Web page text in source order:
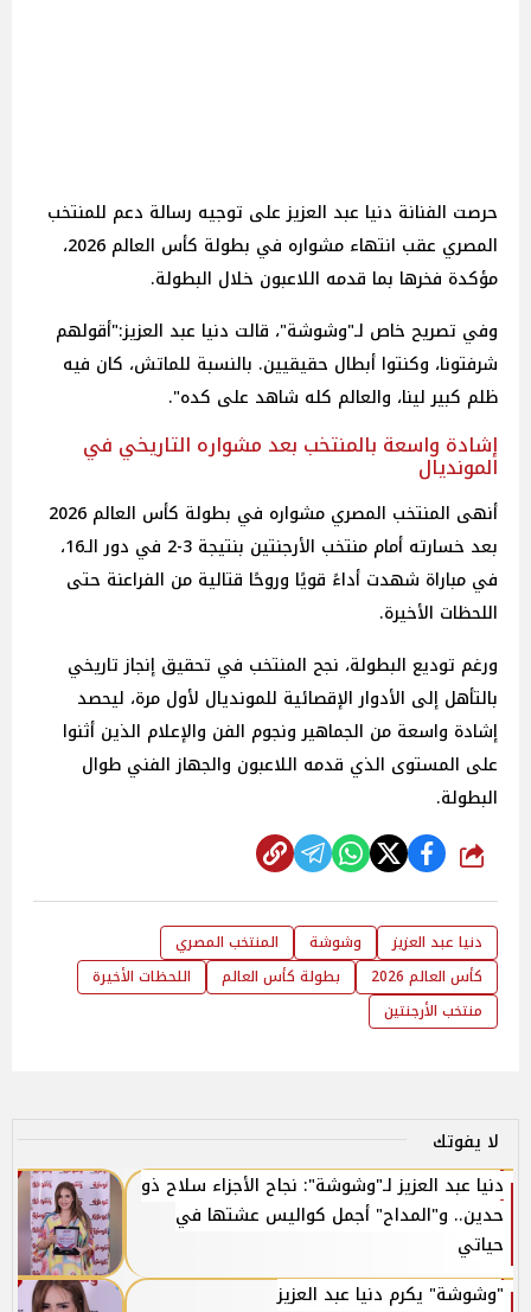
حرصت الفنانة دنيا عبد العزيز على توجيه رسالة دعم للمنتخب
المصري عقب انتهاء مشواره في بطولة كأس العالم 2026،
مؤكدة فخرها بما قدمه اللاعبون خلال البطولة.
وفي تصريح خاص لـ"وشوشة"، قالت دنيا عبد العزيز:"أقولهم
شرفتونا، وكنتوا أبطال حقيقيين. بالنسبة للماتش، كان فيه
ظلم كبير لينا، والعالم كله شاهد على كده".
إشادة واسعة بالمنتخب بعد مشواره التاريخي في
المونديال
أنهى المنتخب المصري مشواره في بطولة كأس العالم 2026
بعد خسارته أمام منتخب الأرجنتين بنتيجة 3-2 في دور الـ16،
في مباراة شهدت أداءً قويًا وروحًا قتالية من الفراعنة حتى
اللحظات الأخيرة.
ورغم توديع البطولة، نجح المنتخب في تحقيق إنجاز تاريخي
بالتأهل إلى الأدوار الإقصائية للمونديال لأول مرة، ليحصد
إشادة واسعة من الجماهير ونجوم الفن والإعلام الذين أثنوا
على المستوى الذي قدمه اللاعبون والجهاز الفني طوال
البطولة.
شارك
دنيا عبد العزيز وشوشة
المنتخب المصري
كأس العالم 2026
بطولة كأس العالم
اللحظات الأخيرة
منتخب الأرجنتين
لا يفوتك
دنيا عبد العزيز لـ"وشوشة": نجاح الأجزاء سلاح ذو
حدين.. و"المداح" أجمل كواليس عشتها في
حياتي
"وشوشة" يكرم دنيا عبد العزيز